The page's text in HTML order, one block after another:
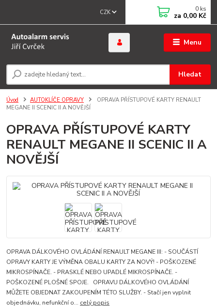
Menu
CZK
Hledat
0 ks
za 0,00 Kč
Úvod AUTOKLÍČE OPRAVY
OPRAVA PŘÍSTUPOVÉ KARTY RENAULT
MEGANE II SCENIC II A NOVĚJŠÍ
OPRAVA PŘÍSTUPOVÉ KARTY
RENAULT MEGANE II SCENIC II A
NOVĚJŠÍ
OPRAVA DÁLKOVÉHO OVLÁDÁNÍ RENAULT MEGANE III: - SOUČÁSTÍ
OPRAVY KARTY JE VÝMĚNA OBALU KARTY ZA NOVÝ! - POŠKOZENÉ
MIKROSPÍNAČE. - PRASKLÉ NEBO UPADLÉ MIKROSPÍNAČE. -
POŠKOZENÉ PLOŠNÉ SPOJE. OPRAVU DÁLKOVÉHO OVLÁDÁNÍ
MŮŽETE OBJEDNAT ZAKOUPENÍM TÉTO SLUŽBY. - Stačí jen vyplnit
objednávku, nefunkční o... celý popis